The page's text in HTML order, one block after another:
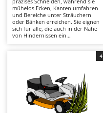
Baumstumpffräsen
Bindezangen -
Bodenfräsen für
Brutmaschinen
Bürsten für den
Dampfreiniger und
B
Baesso
Bahco
Benassi
Beper
Berkel
mühelos Ecken, Kanten umfahren
und Bereiche unter Sträuchern
oder Bänken erreichen. Sie eignen
sich für alle, die auch in der Nähe
von Hindernissen ein
serienmäßig über eine
Mulchfunktion.
4